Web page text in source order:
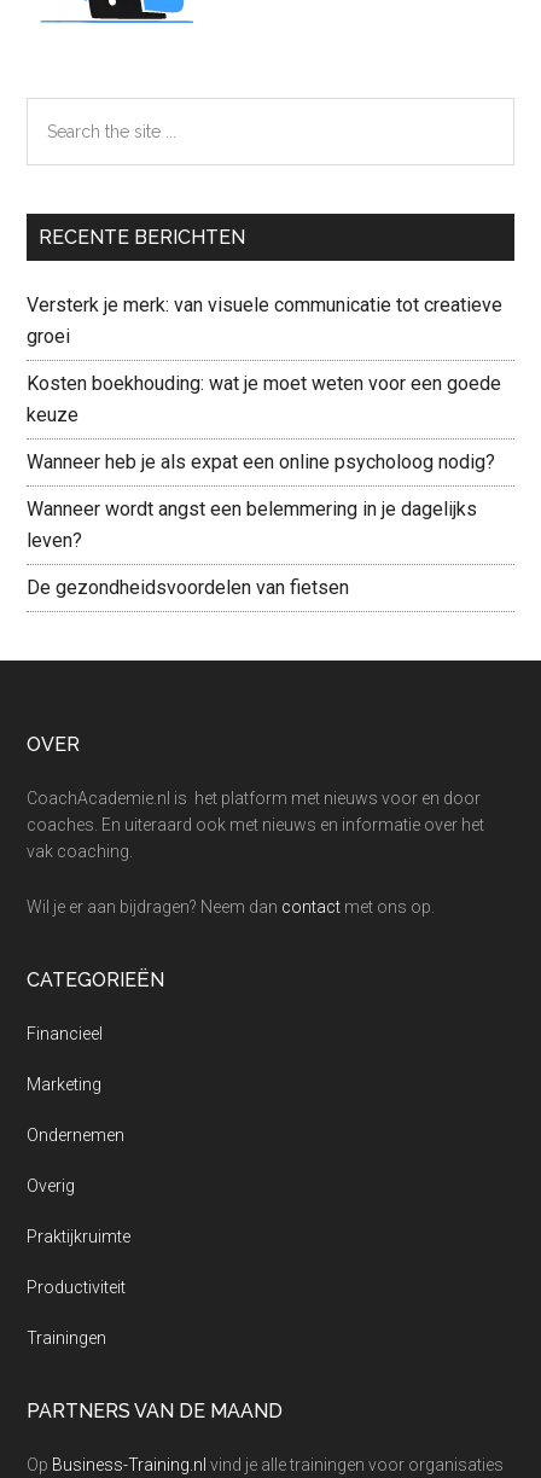
the
RECENTE BERICHTEN
Versterk je merk: van visuele communicatie tot creatieve
groei
Kosten boekhouding: wat je moet weten voor een goede
keuze
Wanneer heb je als expat een online psycholoog nodig?
Wanneer wordt angst een belemmering in je dagelijks
leven?
De gezondheidsvoordelen van fietsen
Footer
OVER
CoachAcademie.nl is het platform met nieuws voor en door
coaches. En uiteraard ook met nieuws en informatie over het
vak coaching.
Wil je er aan bijdragen? Neem dan contact met ons op.
CATEGORIEËN
Financieel
Marketing
Ondernemen
Overig
Praktijkruimte
Productiviteit
Trainingen
PARTNERS VAN DE MAAND
Op Business-Training.nl vind je alle trainingen voor organisaties